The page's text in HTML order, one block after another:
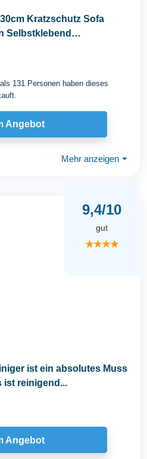
Kratzschutz Sofa
Selbstklebend
131 Personen haben dieses
Angebot
Mehr anzeigen ⏷
9,4/10
gut
★★★★
ist ein absolutes Muss
ist reinigend...
Angebot